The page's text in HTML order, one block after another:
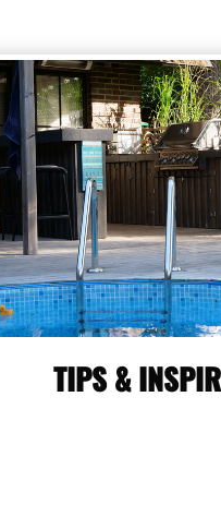
TIPS &